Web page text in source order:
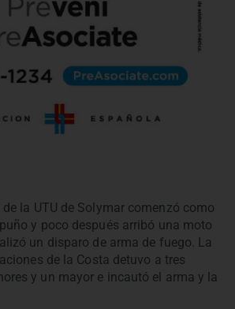
la UTU de Solymar comenzó como
y poco después arribó una moto
un disparo de arma de fuego. La
de la Costa detuvo a tres
y un mayor e incautó el arma y la